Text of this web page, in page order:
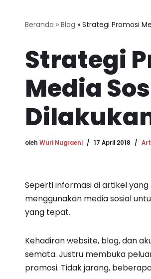
Beranda » Blog » Strategi Promosi
Strategi
Media
oleh Wuri Nugraeni 17 April 2018
Seperti informasi di artikel yang
menggunakan media sosial
yang tepat.
Kehadiran website, blog, dan
semata. Justru membuka
promosi. Tidak jarang,